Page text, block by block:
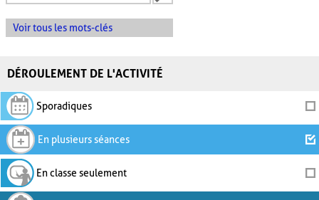
Voir tous les mots-clés
DÉROULEMENT DE L'ACTIVITÉ
Sporadiques
En plusieurs séances
En classe seulement